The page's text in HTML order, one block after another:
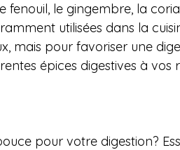
fenouil, le gingembre, la
utilisées dans la
mais pour favoriser une
épices digestives à vos
pour votre digestion?